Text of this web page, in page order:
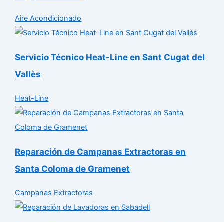
Aire Acondicionado
Servicio Técnico Heat-Line en Sant Cugat del
Vallès
Heat-Line
Reparación de Campanas Extractoras en
Santa Coloma de Gramenet
Campanas Extractoras